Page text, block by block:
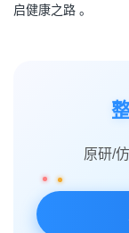
启健康之路 。
原研/